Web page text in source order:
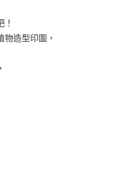
」於每月結算日後寄送繳費提
碼／台灣大直營門市／銀行轉
。
以下簡稱本公司）所提供，讓
，並由商店將買賣／分期付款
哥大進項蒐集、處理及利用，
認、核對及更正。
帳。
將跳轉至「AFTEE先享後付」
。
中的連結，可透過四大超商／
為交易完成。
但若您需要取消訂單，請聯絡
視為有效，需透過AFTEE先享
帳頁面顯示為準，若有關於
問，請聯繫「AFTEE先享後付
support/home
物造型印圖，